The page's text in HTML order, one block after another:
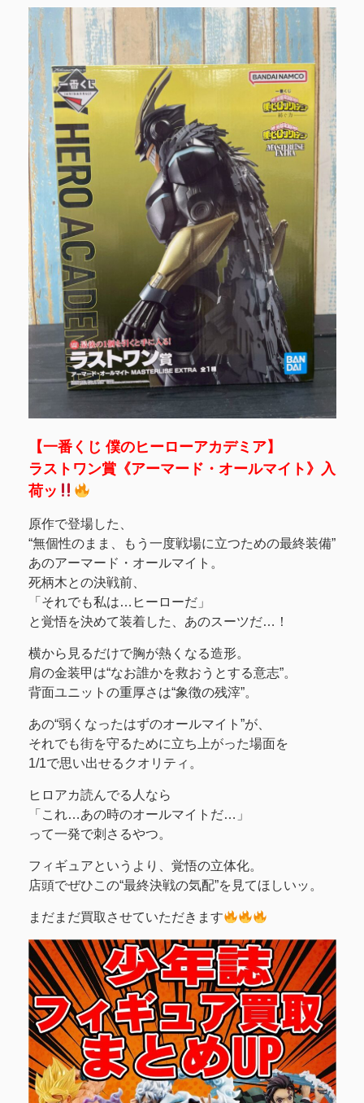
【一番くじ 僕のヒーローアカデミア】
ラストワン賞《アーマード・オールマイト》入
荷ッ
原作で登場した、
“無個性のまま、もう一度戦場に立つための最終装備”
あのアーマード・オールマイト。
死柄木との決戦前、
「それでも私は…ヒーローだ」
と覚悟を決めて装着した、あのスーツだ…！
横から見るだけで胸が熱くなる造形。
肩の金装甲は“なお誰かを救おうとする意志”。
背面ユニットの重厚さは“象徴の残滓”。
あの“弱くなったはずのオールマイト”が、
それでも街を守るために立ち上がった場面を
1/1で思い出せるクオリティ。
ヒロアカ読んでる人なら
「これ…あの時のオールマイトだ…」
って一発で刺さるやつ。
フィギュアというより、覚悟の立体化。
店頭でぜひこの“最終決戦の気配”を見てほしいッ。
まだまだ買取させていただきます